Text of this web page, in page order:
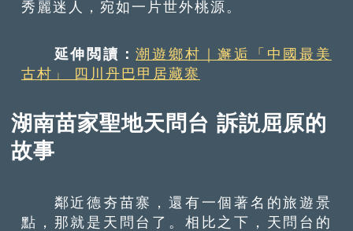
秀麗迷人，宛如一片世外桃源。
延伸閲讀：潮遊鄉村｜邂逅「中國最美
古村」 四川丹巴甲居藏寨
湖南苗家聖地天問台 訴説屈原的
故事
鄰近德夯苗寨，還有一個著名的旅遊景
點，那就是天問台了。相比之下，天問台的